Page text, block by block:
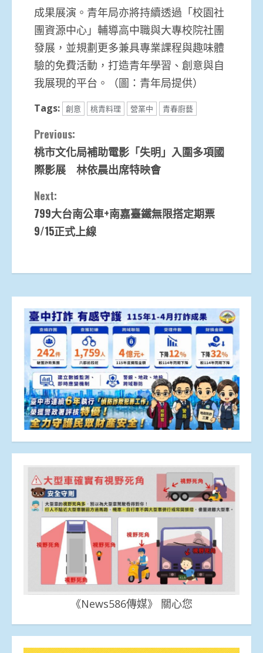
成果展演。青年局亦將持續透過「校園社
團資源中心」輔導高中職與大專校院社團
發展，並規劃更多兼具專業課程與趣味體
驗的免費活動，打造青年學習、創意與自
我展現的平台。（圖：青年局提供）
Tags: 創意 桃青料理 營業中 青春廚藝
Continue
Reading
Previous:
桃市文化局補助電影「失明」入圍多項國
際影展 林依晨出席特映會
Next:
799大台南公車+南嘉臺鐵無限搭定期票
9/15正式上線
《News586傳媒》 關心您